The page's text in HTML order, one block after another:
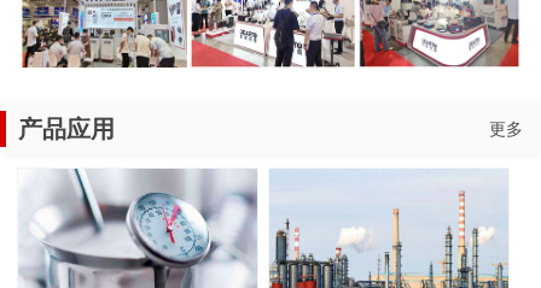
产品应用 更多